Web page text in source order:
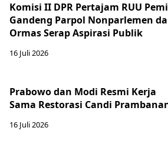
Komisi II DPR Pertajam RUU
Gandeng Parpol Nonparlemen
Ormas Serap Aspirasi Publik
16 Juli 2026
Prabowo dan Modi Resmi Kerja
Sama Restorasi Candi
16 Juli 2026